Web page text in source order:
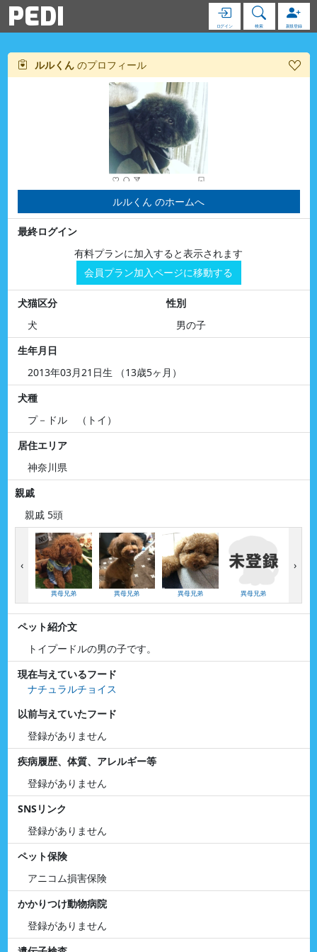
PEDI ログイン 検索 新規登録
ルルくん のプロフィール
ルルくん のホームへ
最終ログイン
有料プランに加入すると表示されます
会員プラン加入ページに移動する
犬猫区分
犬
性別
男の子
生年月日
2013年03月21日生 （13歳5ヶ月）
犬種
プ－ドル （トイ）
居住エリア
神奈川県
親戚
親戚 5頭
異母兄弟 異母兄弟 異母兄弟 異母兄弟
‹ ›
ペット紹介文
トイプードルの男の子です。
現在与えているフード
ナチュラルチョイス
以前与えていたフード
登録がありません
疾病履歴、体質、アレルギー等
登録がありません
SNSリンク
登録がありません
ペット保険
アニコム損害保険
かかりつけ動物病院
登録がありません